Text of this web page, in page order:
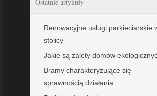
Ostatnie artykuły
Renowacyjne usługi parkieciarskie
stolicy
Jakie są zalety domów
Bramy charakteryzujące się
sprawnością działania